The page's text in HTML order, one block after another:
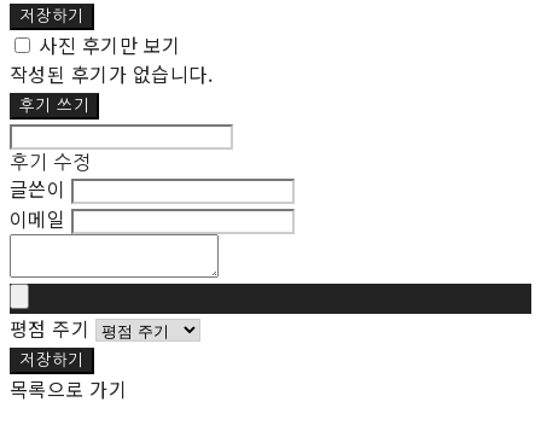
저장하기
사진 후기만 보기
작성된 후기가 없습니다.
후기 쓰기
후기 수정
글쓴이
이메일
평점 주기
저장하기
목록으로 가기